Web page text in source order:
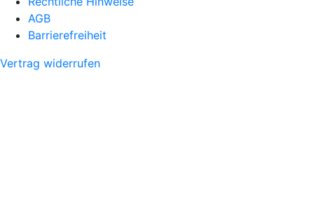
AGB
Barrierefreiheit
Vertrag widerrufen